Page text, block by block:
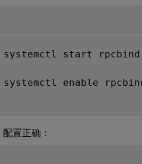
systemctl start rpcbind
systemctl enable
置正确：